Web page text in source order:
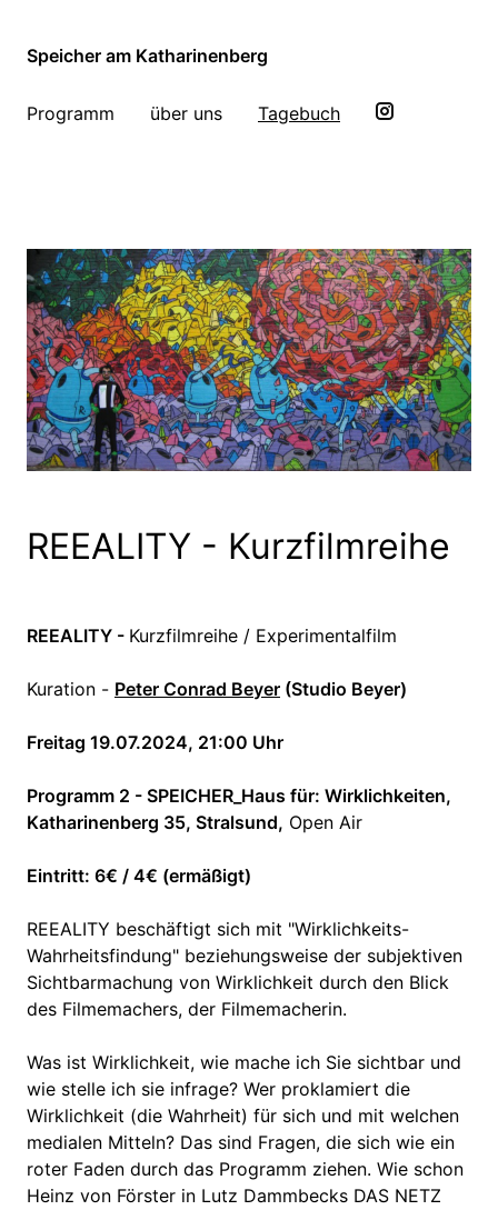
Speicher am Katharinenberg
Programm über uns Tagebuch
REEALITY - Kurzfilmreihe
REEALITY - Kurzfilmreihe / Experimentalfilm
Kuration - Peter Conrad Beyer (Studio Beyer)
Freitag 19.07.2024, 21:00 Uhr
Programm 2 - SPEICHER_Haus für: Wirklichkeiten,
Katharinenberg 35, Stralsund, Open Air
Eintritt: 6€ / 4€ (ermäßigt)
REEALITY beschäftigt sich mit "Wirklichkeits-
Wahrheitsfindung" beziehungsweise der subjektiven
Sichtbarmachung von Wirklichkeit durch den Blick
des Filmemachers, der Filmemacherin.
Was ist Wirklichkeit, wie mache ich Sie sichtbar und
wie stelle ich sie infrage? Wer proklamiert die
Wirklichkeit (die Wahrheit) für sich und mit welchen
medialen Mitteln? Das sind Fragen, die sich wie ein
roter Faden durch das Programm ziehen. Wie schon
Heinz von Förster in Lutz Dammbecks DAS NETZ